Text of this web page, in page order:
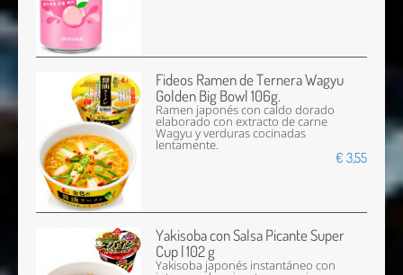
Fideos Ramen de Ternera Wagyu
Golden Big Bowl 106g.
Ramen japonés con caldo dorado
elaborado con extracto de carne
Wagyu y verduras cocinadas
lentamente.
€ 3,55
Yakisoba con Salsa Picante Super
Cup | 102 g
Yakisoba japonés instantáneo con